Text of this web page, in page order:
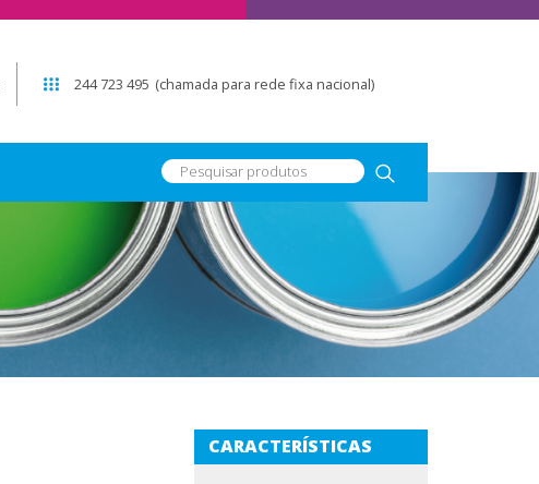
244 723 495 (chamada para rede fixa nacional)
CARACTERÍSTICAS